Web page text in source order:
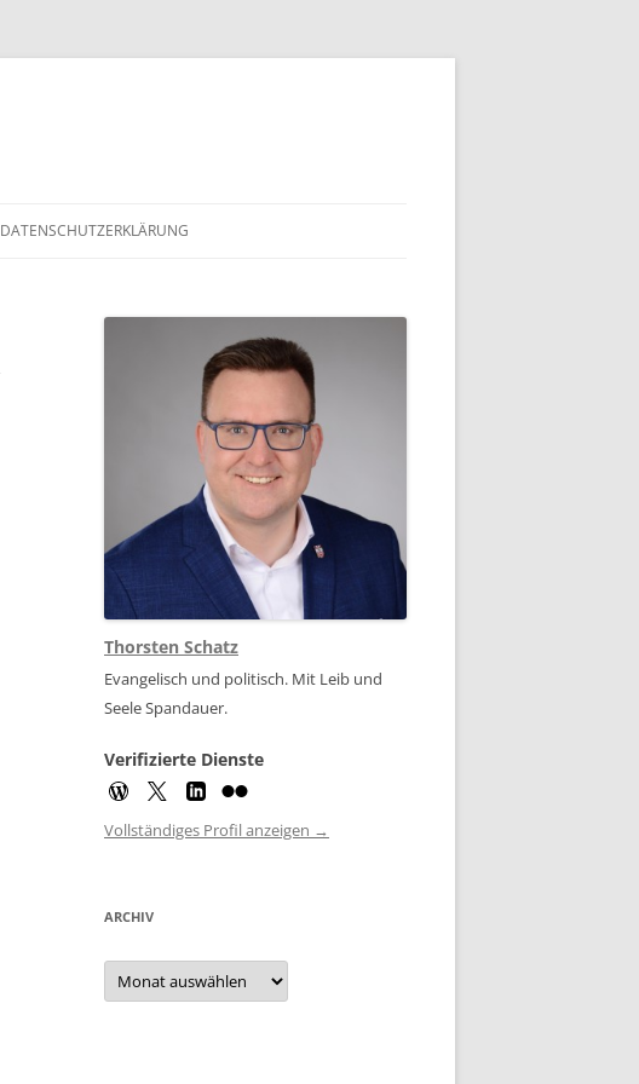
DATENSCHUTZERKLÄRUNG
Thorsten Schatz
Evangelisch und politisch. Mit Leib und
Seele Spandauer.
Verifizierte Dienste
Vollständiges Profil anzeigen →
ARCHIV
Archiv